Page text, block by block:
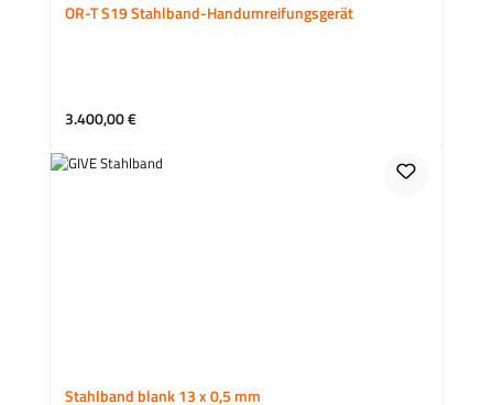
OR-T S19 Stahlband-Handumreifungsgerät
Regulärer Preis:
3.400,00 €
Stahlband blank 13 x 0,5 mm